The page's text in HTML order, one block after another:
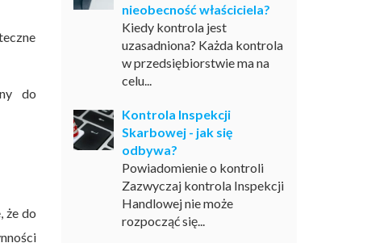
do
że do
nieobecność właściciela?
Kiedy kontrola jest
uzasadniona? Każda kontrola
w przedsiębiorstwie ma na
celu...
Kontrola Inspekcji
Skarbowej - jak się
odbywa?
Powiadomienie o kontroli
Zazwyczaj kontrola Inspekcji
Handlowej nie może
rozpocząć się...